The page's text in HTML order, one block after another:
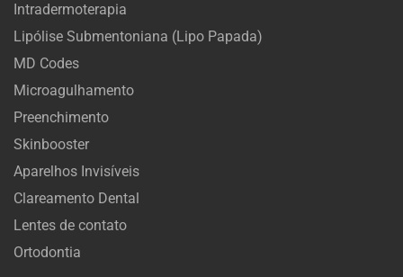
Intradermoterapia
Lipólise Submentoniana (Lipo Papada)
MD Codes
Microagulhamento
Preenchimento
Skinbooster
Aparelhos Invisíveis
Clareamento Dental
Lentes de contato
Ortodontia